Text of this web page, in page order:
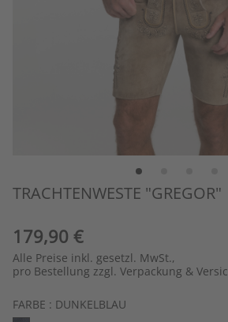
TRACHTENWESTE "GREGOR"
179,90 €
Alle Preise inkl. gesetzl. MwSt.,
pro Bestellung zzgl. Verpackung &
FARBE : DUNKELBLAU